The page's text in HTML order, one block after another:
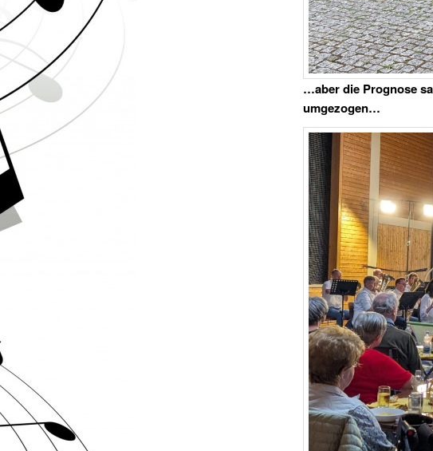
…aber die Prognose
umgezogen…